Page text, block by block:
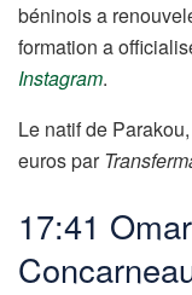
béninois a
formation a
Instagram.
Le natif de
euros par
17:41